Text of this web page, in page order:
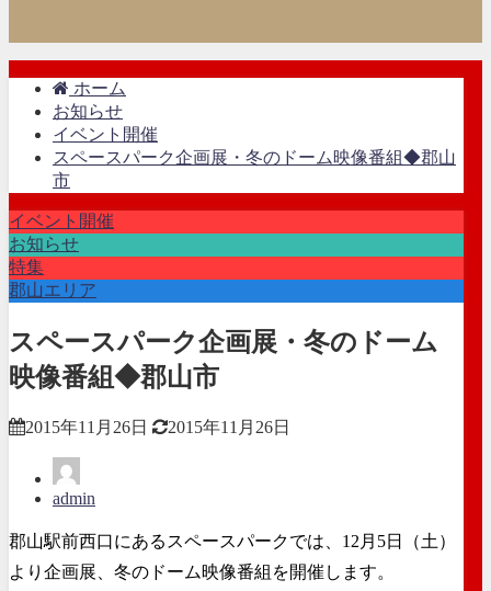
ホーム
お知らせ
イベント開催
スペースパーク企画展・冬のドーム映像番組◆郡山
市
イベント開催
お知らせ
特集
郡山エリア
スペースパーク企画展・冬のドーム
映像番組◆郡山市
2015年11月26日 2015年11月26日
admin
郡山駅前西口にあるスペースパークでは、12月5日（土）
より企画展、冬のドーム映像番組を開催します。